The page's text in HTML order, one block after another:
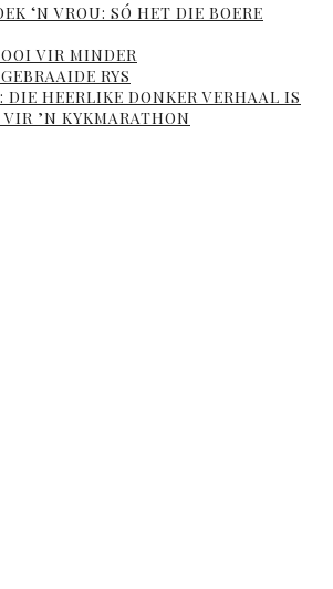
‘N VROU: SÓ HET DIE BOERE
VIR MINDER
RYS
DIE HEERLIKE DONKER VERHAAL IS
VIR ’N KYKMARATHON